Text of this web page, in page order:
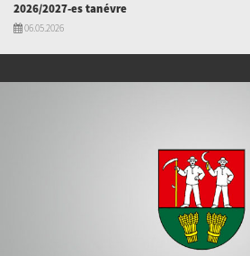
2026/2027-es tanévre
06.05.2026